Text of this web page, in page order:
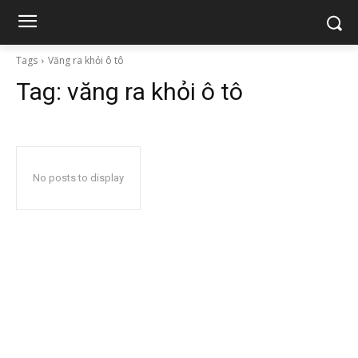
Tags Văng ra khỏi ô tô
Tag: văng ra khỏi ô tô
No posts to display